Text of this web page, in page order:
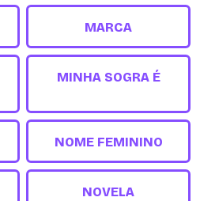
MARCA
MINHA SOGRA É
NOME FEMININO
NOVELA